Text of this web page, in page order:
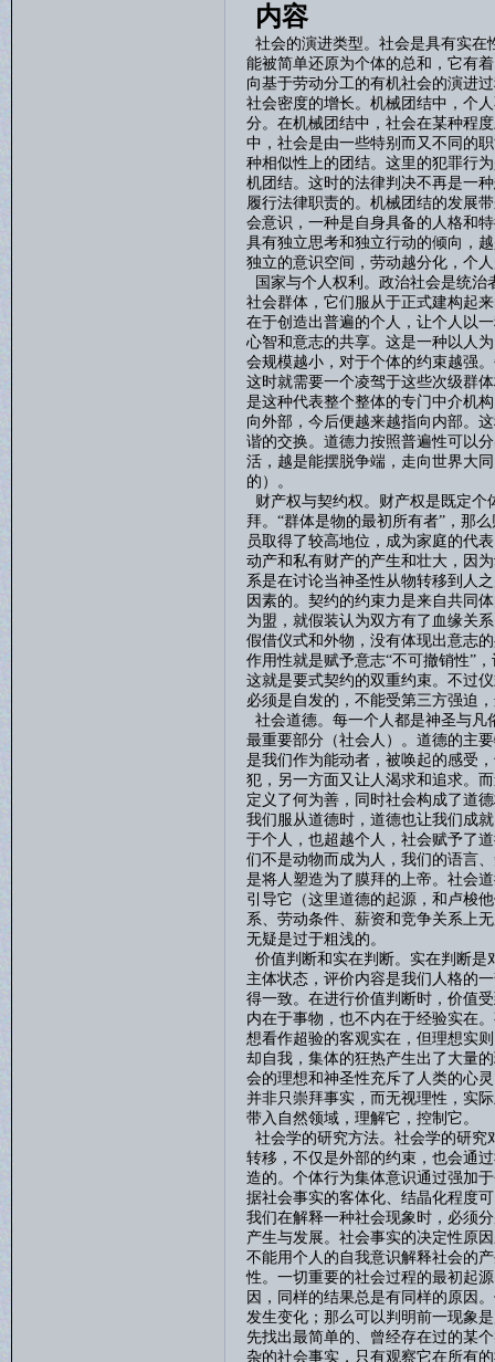
内容
社会的演进类型。社会是具有实在
能被简单还原为个体的总和，它有
向基于劳动分工的有机社会的演进
社会密度的增长。机械团结中，个
分。在机械团结中，社会在某种程
中，社会是由一些特别而又不同的
种相似性上的团结。这里的犯罪行
机团结。这时的法律判决不再是一
履行法律职责的。机械团结的发展
会意识，一种是自身具备的人格和
具有独立思考和独立行动的倾向，
独立的意识空间，劳动越分化，个
国家与个人权利。政治社会是统治
社会群体，它们服从于正式建构起
在于创造出普遍的个人，让个人以
心智和意志的共享。这是一种以人
会规模越小，对于个体的约束越强
这时就需要一个凌驾于这些次级群
是这种代表整个整体的专门中介机
向外部，今后便越来越指向内部。
谐的交换。道德力按照普遍性可以
活，越是能摆脱争端，走向世界大
的）。
财产权与契约权。财产权是既定个
拜。 “群体是物的最初所有者”，那
员取得了较高地位，成为家庭的代
动产和私有财产的产生和壮大，因
系是在讨论当神圣性从物转移到人
因素的。契约的约束力是来自共同
为盟，就假装认为双方有了血缘关
假借仪式和外物，没有体现出意志
作用性就是赋予意志“不可撤销性”
这就是要式契约的双重约束。不过
必须是自发的，不能受第三方强迫
社会道德。每一个人都是神圣与凡
最重要部分（社会人）。道德的主
是我们作为能动者，被唤起的感受
犯，另一方面又让人渴求和追求。
定义了何为善，同时社会构成了道
我们服从道德时，道德也让我们成
于个人，也超越个人，社会赋予了
们不是动物而成为人，我们的语言
是将人塑造为了膜拜的上帝。社会
引导它（这里道德的起源，和卢梭
系、劳动条件、薪资和竞争关系上
无疑是过于粗浅的。
价值判断和实在判断。实在判断是
主体状态，评价内容是我们人格的
得一致。在进行价值判断时，价值
内在于事物，也不内在于经验实在
想看作超验的客观实在，但理想实
却自我，集体的狂热产生出了大量
会的理想和神圣性充斥了人类的心
并非只崇拜事实，而无视理性，实
带入自然领域，理解它，控制它。
社会学的研究方法。社会学的研究
转移，不仅是外部的约束，也会通
造的。个体行为集体意识通过强加
据社会事实的客体化、结晶化程度
我们在解释一种社会现象时，必须
产生与发展。社会事实的决定性原
不能用个人的自我意识解释社会的
性。一切重要的社会过程的最初起
因，同样的结果总是有同样的原因
发生变化；那么可以判明前一现象
先找出最简单的、曾经存在过的某
杂的社会事实，只有观察它在所有